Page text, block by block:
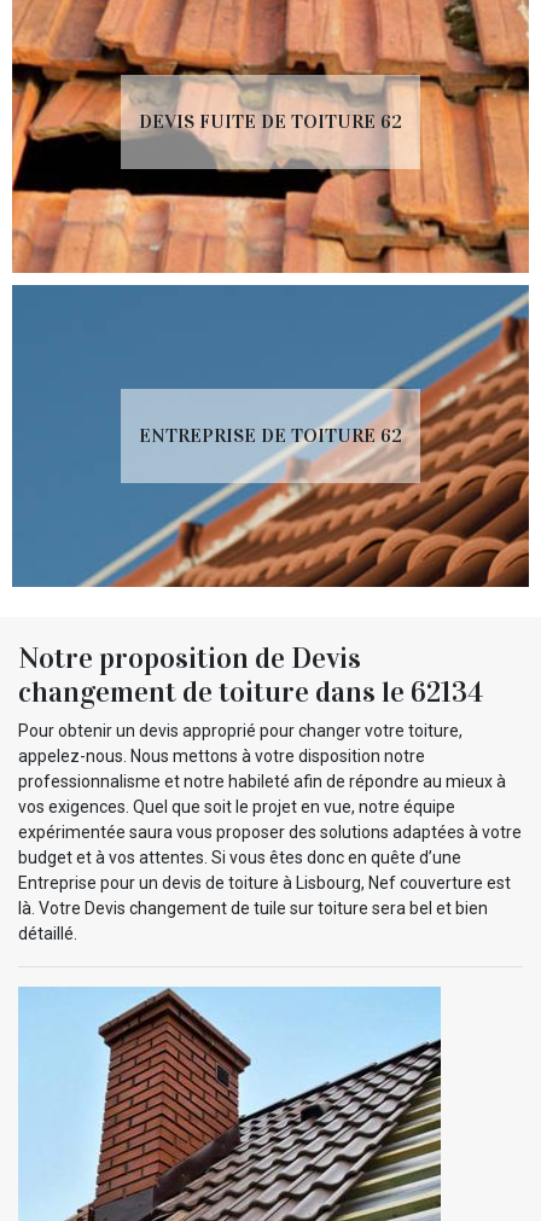
DEVIS FUITE DE TOITURE 62
ENTREPRISE DE TOITURE 62
Notre proposition de Devis
changement de toiture dans le 62134
Pour obtenir un devis approprié pour changer votre toiture,
appelez-nous. Nous mettons à votre disposition notre
professionnalisme et notre habileté afin de répondre au mieux à
vos exigences. Quel que soit le projet en vue, notre équipe
expérimentée saura vous proposer des solutions adaptées à votre
budget et à vos attentes. Si vous êtes donc en quête d’une
Entreprise pour un devis de toiture à Lisbourg, Nef couverture est
là. Votre Devis changement de tuile sur toiture sera bel et bien
détaillé.